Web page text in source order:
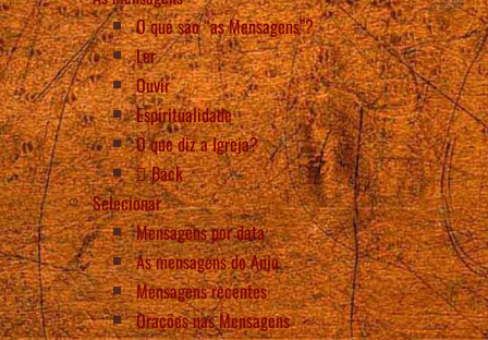
O que são “as Mensagens”?
Ler
Ouvir
Espiritualidade
O que diz a Igreja?
Back
Selecionar
Mensagens por data
As mensagens do Anjo
Mensagens recentes
Orações nas Mensagens